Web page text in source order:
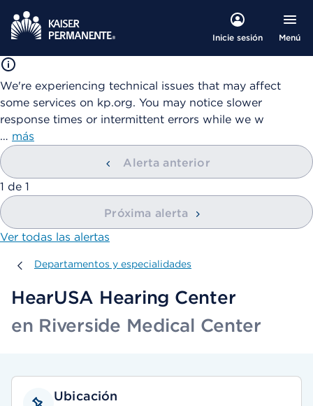
Inicie sesión Menú
We're experiencing technical issues that may affect
some services on kp.org. You may notice slower
response times or intermittent errors while we w
… más
Alerta anterior
mostrando
1 de 1
Próxima alerta
Ver todas las alertas
Departamentos y especialidades
Departamentos y especialidades
HearUSA Hearing Center
en Riverside Medical Center
Ubicación